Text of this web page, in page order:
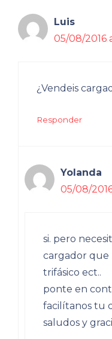
Luis
05/08/2016
¿Vendeis
Responder
Yolanda
05/08/
si. pero
cargador que
trifásico ect..
ponte en
facilítanos tu
saludos y